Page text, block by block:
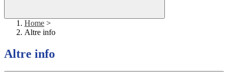
Home >
Altre info
Altre info